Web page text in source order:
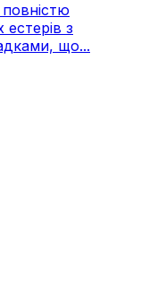
з
що...